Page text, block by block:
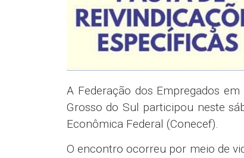
A Federação dos Empregados
Grosso do Sul participou neste
Econômica Federal (Conecef).
O encontro ocorreu por meio de